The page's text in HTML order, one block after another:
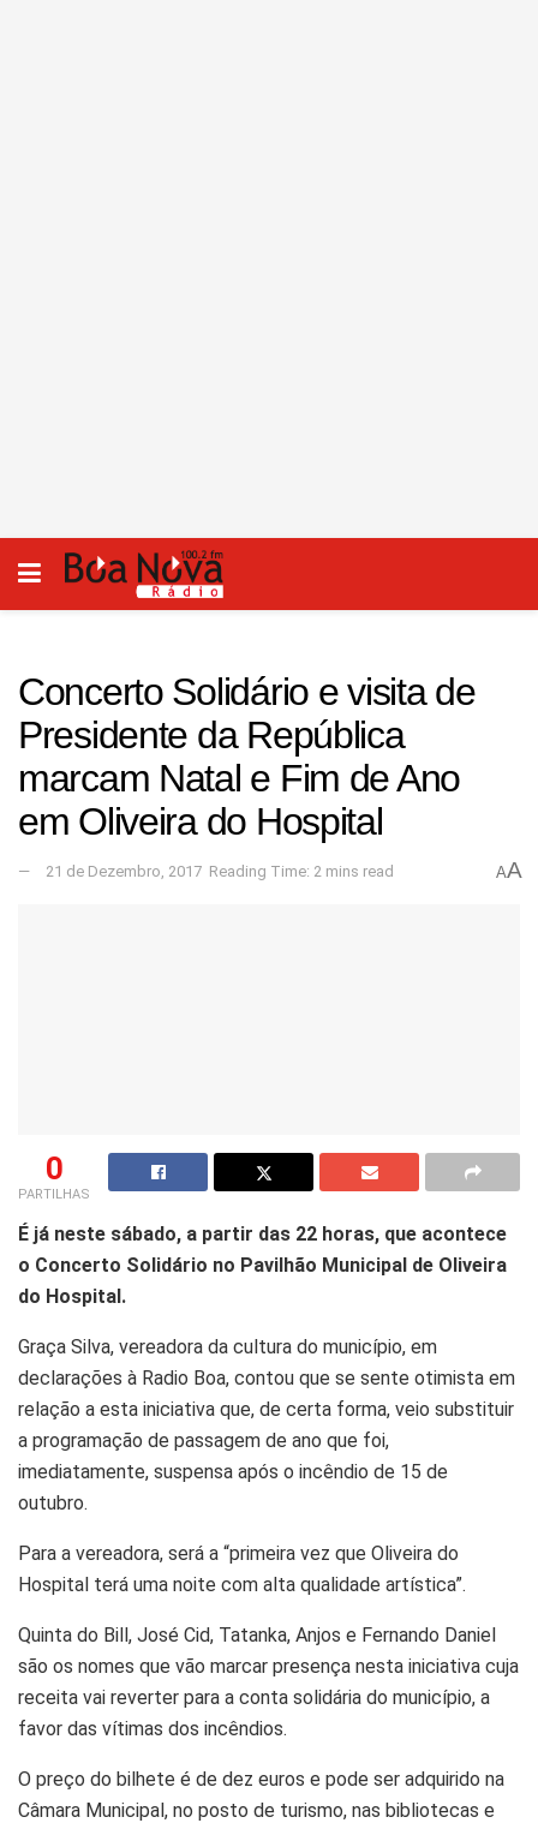
Concerto Solidário e visita de
Presidente da República
marcam Natal e Fim de Ano
em Oliveira do Hospital
21 de Dezembro, 2017 Reading Time: 2 mins read AA
0
PARTILHAS
É já neste sábado, a partir das 22 horas, que acontece
o Concerto Solidário no Pavilhão Municipal de Oliveira
do Hospital.
Graça Silva, vereadora da cultura do município, em
declarações à Radio Boa, contou que se sente otimista em
relação a esta iniciativa que, de certa forma, veio substituir
a programação de passagem de ano que foi,
imediatamente, suspensa após o incêndio de 15 de
outubro.
Para a vereadora, será a “primeira vez que Oliveira do
Hospital terá uma noite com alta qualidade artística”.
Quinta do Bill, José Cid, Tatanka, Anjos e Fernando Daniel
são os nomes que vão marcar presença nesta iniciativa cuja
receita vai reverter para a conta solidária do município, a
favor das vítimas dos incêndios.
O preço do bilhete é de dez euros e pode ser adquirido na
Câmara Municipal, no posto de turismo, nas bibliotecas e